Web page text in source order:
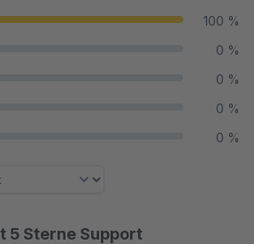
100 %
0 %
0 %
0 %
0 %
5 Sterne Support